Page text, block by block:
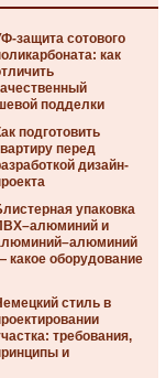
защита сотового
как
подделки
подготовить
перед
дизайн-
упаковка
и
какое оборудование
стиль в
требования,
и